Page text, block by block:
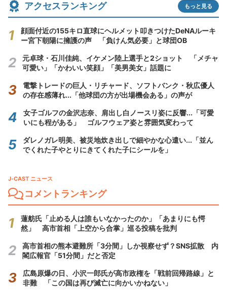
アクセスランキング もっと見る
顔面付近の155キロ直球にヘルメット叩きつけたDeNAルーキ
ー宮下朝陽に擁護の声 「負けん気必要」と球団OB
元卓球・石川佳純、イケメン陸上選手と2ショット 「メチャ
可愛い」「かわいい笑顔」「美男美女」話題に
電撃トレードの巨人・リチャード、ソフトバンク・秋広優人
の存在感薄れ...「他球団の方が出場機会ある」の声が
女子ゴルフの金沢志奈、肩出し白ノースリ姿に反響...「可愛
いにも程がある」 ゴルフウェア姿と雰囲気変わって
ダレノガレ明美、被災地炊き出しで細やかな心遣い...「並ん
でくれた子やとりにきてくれた子にシールを」
J-CAST ニュース
コメントランキング
蓮舫氏「止める人は誰もいなかったのか」「あまりにも愕
然」 高市首相「上空から合掌」巡る投稿を批判
高市首相の熊本避難所「3分間」しか視察せず？SNS拡散 内
閣広報官「51分間」だと否定
広島原爆の日、小沢一郎氏が高市政権を「戦前回帰路線」と
非難 「この国は再び滅亡に向かいかねない」